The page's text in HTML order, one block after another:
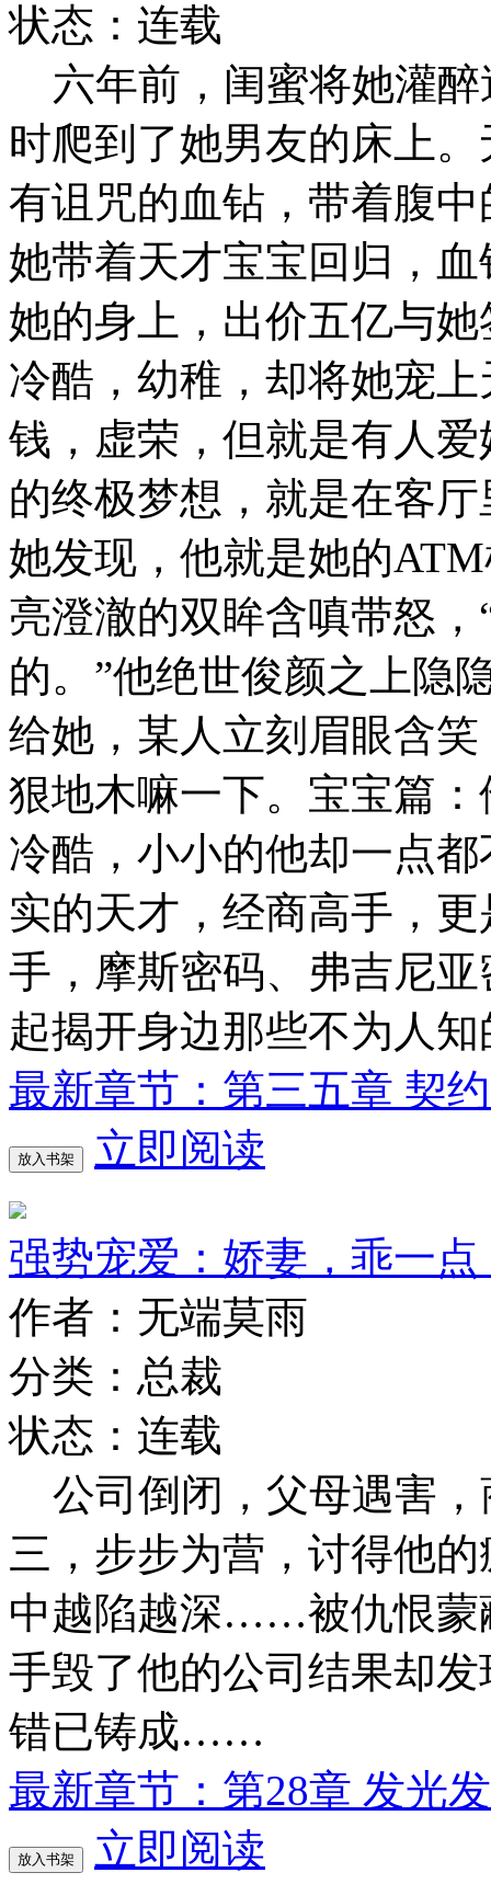
状态：连载
六年前，闺蜜将她灌醉
时爬到了她男友的床上
有诅咒的血钻，带着腹
她带着天才宝宝回归，
她的身上，出价五亿与
冷酷，幼稚，却将她宠
钱，虚荣，但就是有人
的终极梦想，就是在客
她发现，他就是她的
亮澄澈的双眸含嗔带怒
的。”他绝世俊颜之上隐
给她，某人立刻眉眼含
狠地木嘛一下。宝宝篇
冷酷，小小的他却一点
实的天才，经商高手，
手，摩斯密码、弗吉尼
起揭开身边那些不为人
最新章节：第三五章 契
放入书架 立即阅读
强势宠爱：娇妻，乖一点
作者：无端莫雨
分类：总裁
状态：连载
公司倒闭，父母遇害，
三，步步为营，讨得他
中越陷越深……被仇恨蒙
手毁了他的公司结果却
错已铸成……
最新章节：第28章 发光
放入书架 立即阅读